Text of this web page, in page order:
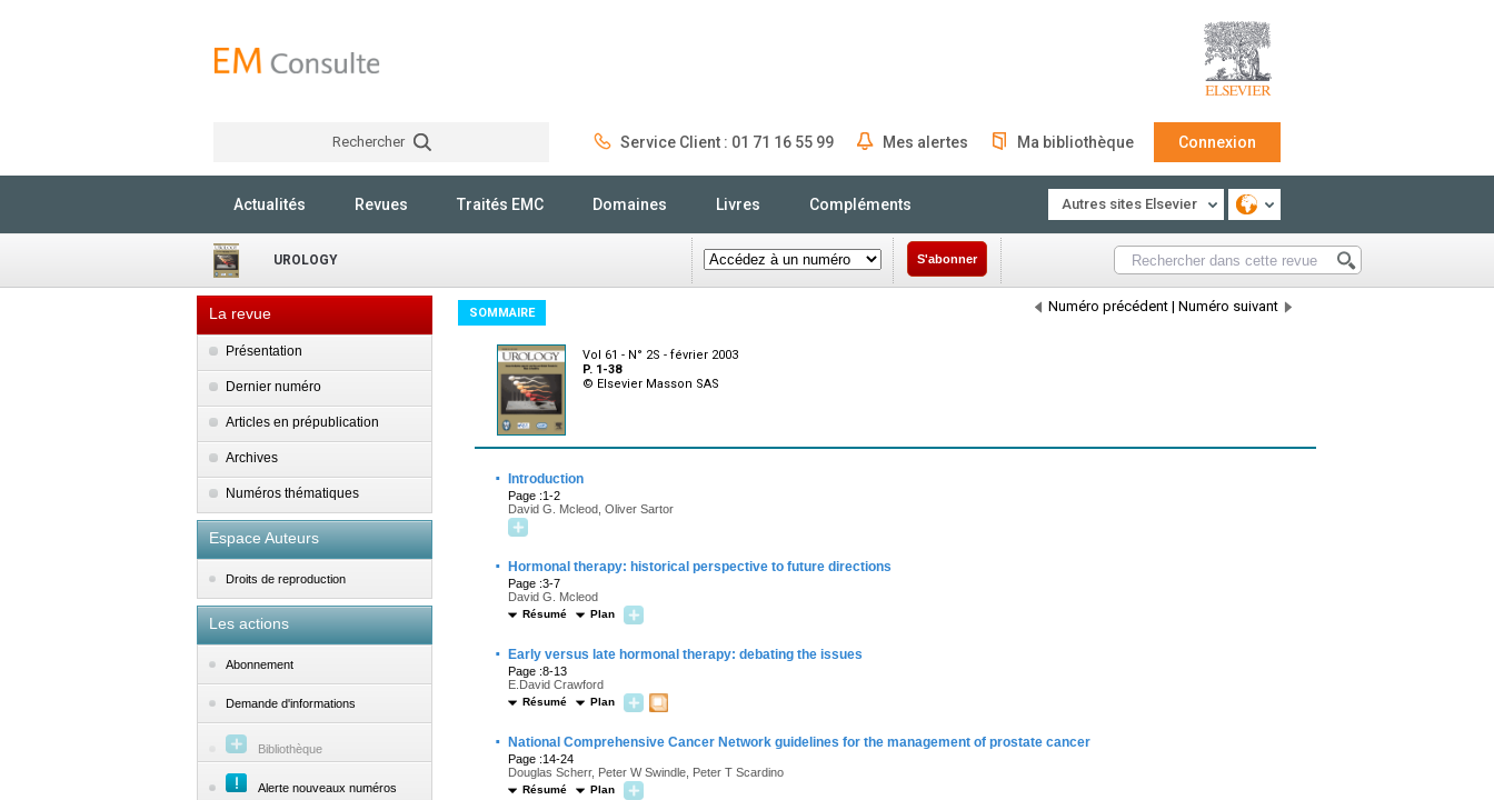
Rechercher Service Client : 01 71 16 55 99 Mes alertes Ma bibliothèque Connexion
Actualités Revues Traités EMC Domaines Livres Compléments Autres sites Elsevier
UROLOGY S'abonner
La revue
Présentation
Dernier numéro
Articles en prépublication
Archives
Numéros thématiques
Espace Auteurs
Droits de reproduction
Les actions
Abonnement
Demande d'informations
Bibliothèque
Alerte nouveaux numéros
SOMMAIRE Numéro précédent | Numéro suivant
Vol 61 - N° 2S - février 2003
P. 1-38
© Elsevier Masson SAS
· Introduction
Page :1-2
David G. Mcleod, Oliver Sartor
· Hormonal therapy: historical perspective to future directions
Page :3-7
David G. Mcleod
Résumé Plan
· Early versus late hormonal therapy: debating the issues
Page :8-13
E.David Crawford
Résumé Plan
· National Comprehensive Cancer Network guidelines for the management of prostate cancer
Page :14-24
Douglas Scherr, Peter W Swindle, Peter T Scardino
Résumé Plan